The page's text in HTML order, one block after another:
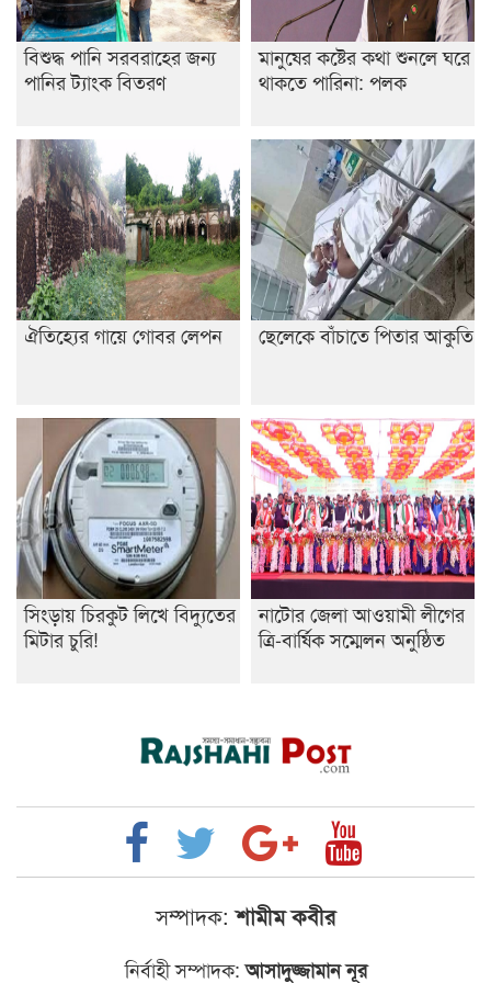
বিশুদ্ধ পানি সরবরাহের জন্য
পানির ট্যাংক বিতরণ
মানুষের কষ্টের কথা শুনলে ঘরে
থাকতে পারিনা: পলক
ঐতিহ্যের গায়ে গোবর লেপন ছেলেকে বাঁচাতে পিতার আকুতি
সিংড়ায় চিরকুট লিখে বিদ্যুতের
মিটার চুরি!
নাটোর জেলা আওয়ামী লীগের
ত্রি-বার্ষিক সম্মেলন অনুষ্ঠিত
সম্পাদক: শামীম কবীর
নির্বাহী সম্পাদক:আসাদুজ্জামান নূর